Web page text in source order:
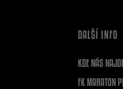
DALŠÍ INFO
KDE NÁS
FK MARATON